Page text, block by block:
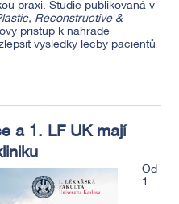
praxi. Studie publikovaná v
Reconstructive &
přístup k náhradě
výsledky léčby pacientů
a 1. LF UK mají
Od
1.